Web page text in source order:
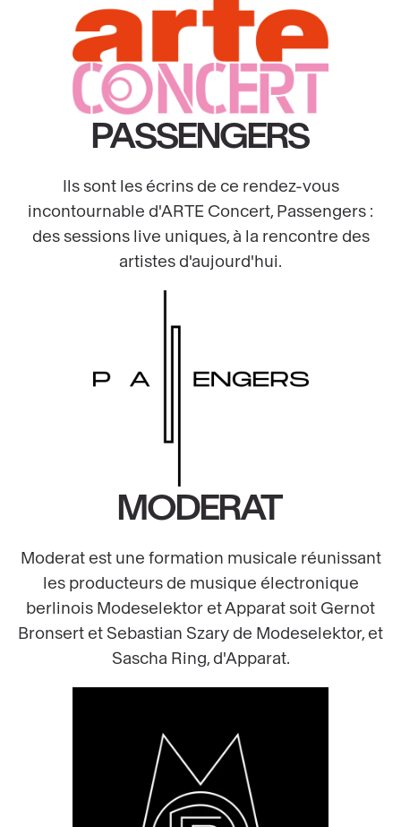
PASSENGERS
Ils sont les écrins de ce rendez-vous
incontournable d'ARTE Concert, Passengers :
des sessions live uniques, à la rencontre des
artistes d'aujourd'hui.
MODERAT
Moderat est une formation musicale réunissant
les producteurs de musique électronique
berlinois Modeselektor et Apparat soit Gernot
Bronsert et Sebastian Szary de Modeselektor, et
Sascha Ring, d'Apparat.